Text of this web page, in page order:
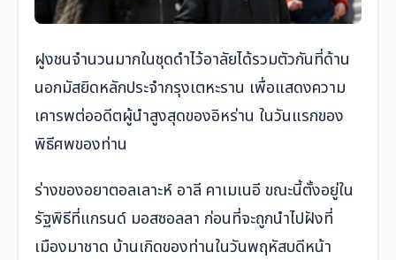
ฝูงชนจำนวนมากในชุดดำไว้อาลัยได้รวมตัวกันที่ด้าน
นอกมัสยิดหลักประจำกรุงเตหะราน เพื่อแสดงความ
เคารพต่ออดีตผู้นำสูงสุดของอิหร่าน ในวันแรกของ
พิธีศพของท่าน
ร่างของอยาตอลเลาะห์ อาลี คาเมเนอี ขณะนี้ตั้งอยู่ใน
รัฐพิธีที่แกรนด์ มอสซอลลา ก่อนที่จะถูกนำไปฝังที่
เมืองมาชาด บ้านเกิดของท่านในวันพฤหัสบดีหน้า